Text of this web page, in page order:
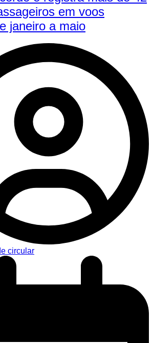
em voos
janeiro a maio
circular